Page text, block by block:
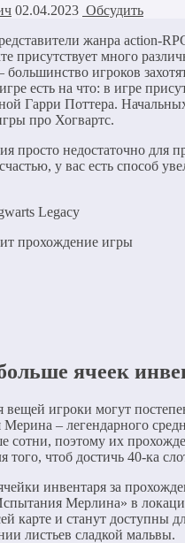
02.04.2023 Обсудить
жанра action-
присутствует много
игроков
есть на что: в игре
Гарри Поттера.
про Хогвартс.
просто недостаточно для
у вас есть способ
прохождение игры
ячеек
игроки могут
– легендарного
сотни, поэтому их
того, чтоб достичь 40-ка
инвентаря за
Мерлина» в
карте и станут доступны
листьев сладкой мальвы.